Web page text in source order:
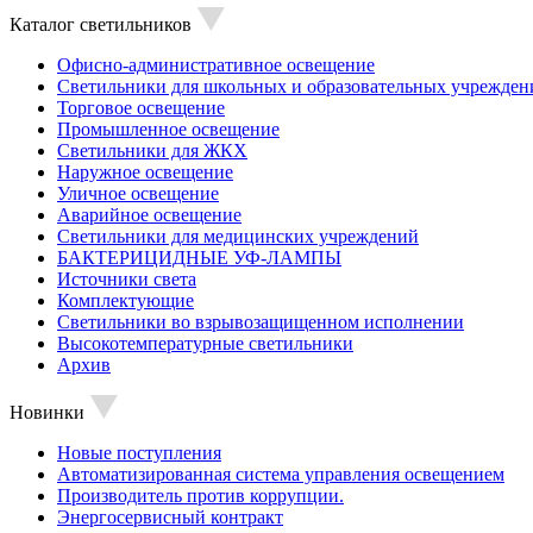
Каталог светильников
Офисно-административное освещение
Светильники для школьных и образовательных
Торговое освещение
Промышленное освещение
Светильники для ЖКХ
Наружное освещение
Уличное освещение
Аварийное освещение
Светильники для медицинских учреждений
БАКТЕРИЦИДНЫЕ УФ-ЛАМПЫ
Источники света
Комплектующие
Светильники во взрывозащищенном исполнении
Высокотемпературные светильники
Архив
Новинки
Новые поступления
Автоматизированная система управления освещением
Производитель против коррупции.
Энергосервисный контракт